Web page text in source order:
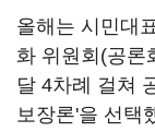
올해는 시민대
화 위원회(공론
달 4차례 걸쳐
보장론'을 선택